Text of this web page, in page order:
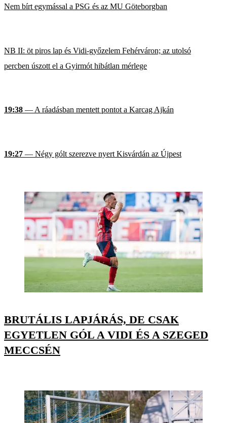
Nem bírt egymással a PSG és az MU Göteborgban
NB II: öt piros lap és Vidi-győzelem Fehérváron; az utolsó
percben úszott el a Gyirmót hibátlan mérlege
19:38 — A ráadásban mentett pontot a Karcag Ajkán
19:27 — Négy gólt szerezve nyert Kisvárdán az Újpest
BRUTÁLIS LAPJÁRÁS, DE CSAK
EGYETLEN GÓL A VIDI ÉS A SZEGED
MECCSÉN